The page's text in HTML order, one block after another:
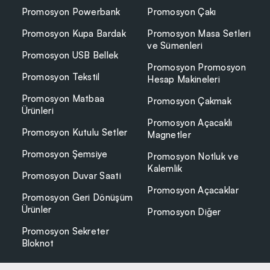
Promosyon Powerbank
Promosyon Kupa Bardak
Promosyon USB Bellek
Promosyon Tekstil
Promosyon Matbaa
Ürünleri
Promosyon Kutulu Setler
Promosyon Şemsiye
Promosyon Duvar Saati
Promosyon Geri Dönüşüm
Ürünler
Promosyon Sekreter
Bloknot
Promosyon Çakı
Promosyon Masa Setleri
ve Sümenleri
Promosyon Promosyon
Hesap Makineleri
Promosyon Çakmak
Promosyon Açacaklı
Magnetler
Promosyon Notluk ve
Kalemlik
Promosyon Açacaklar
Promosyon Diğer